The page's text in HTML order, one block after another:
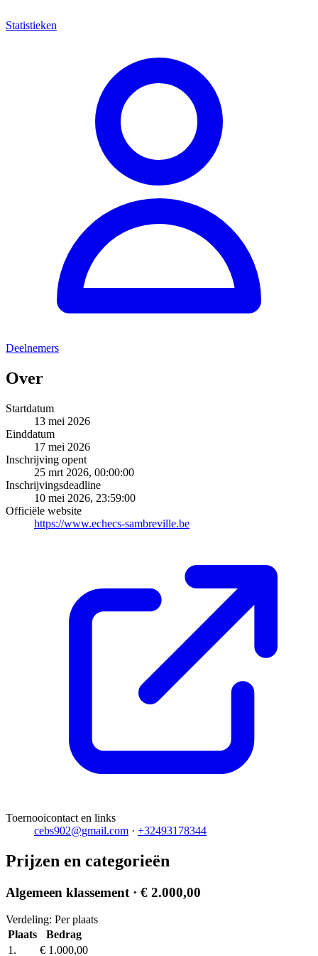
Statistieken
Deelnemers
Over
Startdatum
13 mei 2026
Einddatum
17 mei 2026
Inschrijving opent
25 mrt 2026, 00:00:00
Inschrijvingsdeadline
10 mei 2026, 23:59:00
Officiële website
https://www.echecs-sambreville.be
Toernooicontact en links
cebs902@gmail.com · +32493178344
Prijzen en categorieën
Algemeen klassement · € 2.000,00
Verdeling: Per plaats
Plaats
Bedrag
1.
€ 1.000,00